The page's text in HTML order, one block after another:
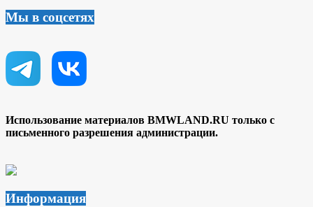
Мы в соцсетях
Использование материалов BMWLAND.RU только с
письменного разрешения администрации.
Информация